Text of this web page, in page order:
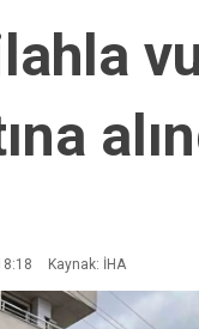
Kaynak: İHA